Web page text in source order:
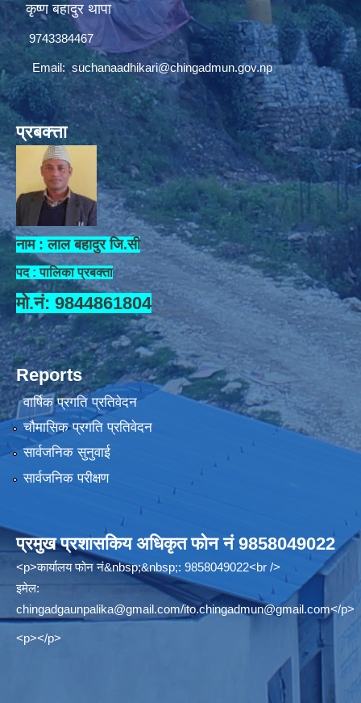
कृष्ण बहादुर थापा
9743384467
Email:suchanaadhikari@chingadmun.gov.np
प्रबक्त्ता
नाम : लाल बहादुर जि.सी
पद : पालिका प्रबक्ता
मो.नं: 9844861804
Reports
वार्षिक प्रगति प्रतिवेदन
चौमासिक प्रगति प्रतिवेदन
सार्वजनिक सुनुवाई
सार्वजनिक परीक्षण
प्रमुख प्रशासकिय अधिकृत फोन नं 9858049022
<p>कार्यालय फोन नं&nbsp;&nbsp;: 9858049022<br />
इमेल:
chingadgaunpalika@gmail.com/ito.chingadmun@gmail.com</p>
<p></p>